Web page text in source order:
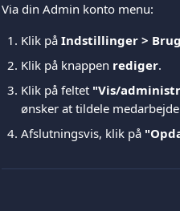
Via din Admin konto menu:
Klik på Indstillinger >
Klik på knappen rediger.
Klik på feltet "Vis/
ønsker at tildele
Afslutningsvis, klik på